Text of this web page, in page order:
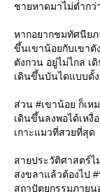
ชายหาดมาไม่ต่ำก
หากอยากชมทัศนียภ
ขึ้นเขาน้อยกับเขาตั
ตังกวน อยู่ไม่ไกล เ
เดินขึ้นบันไดแบบดั้
ส่วน #เขาน้อย ก็เ
เดินขึ้นลงพอได้เหงื่
เกาะแมวที่สวยที่สุด
สายประวัติศาสตร์ไ
สงขลาแล้วต้องไป
สถาปัตยกรรมภายน